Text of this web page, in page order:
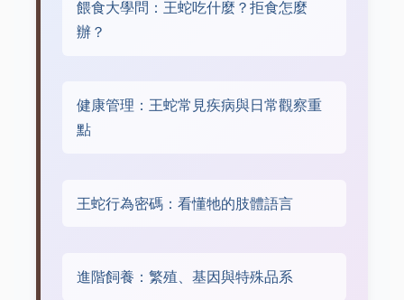
餵食大學問：王蛇吃什麼？拒食怎麼
辦？
健康管理：王蛇常見疾病與日常觀察重
點
王蛇行為密碼：看懂牠的肢體語言
進階飼養：繁殖、基因與特殊品系